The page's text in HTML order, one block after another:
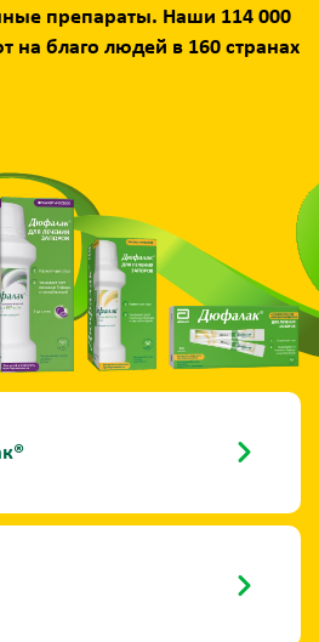
препараты. Наши 114 000
на благо людей в 160 странах